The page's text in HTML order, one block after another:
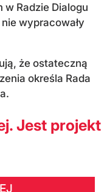
w Radzie Dialogu
wypracowały
że ostateczną
określa Rada
Jest projekt